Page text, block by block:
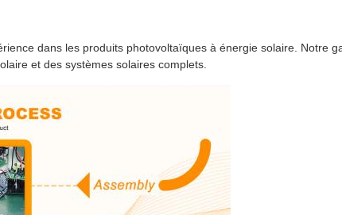
dans les produits photovoltaïques à énergie solaire. Notre
et des systèmes solaires complets.